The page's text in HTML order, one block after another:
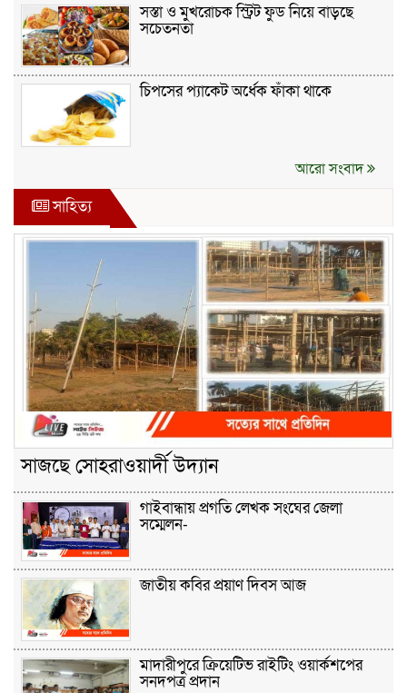
সস্তা ও মুখরোচক স্ট্রিট ফুড নিয়ে বাড়ছে
সচেতনতা
চিপসের প্যাকেট অর্ধেক ফাঁকা থাকে
আরো সংবাদ
সাহিত্য
সাজছে সোহরাওয়ার্দী উদ্যান
গাইবান্ধায় প্রগতি লেখক সংঘের জেলা
সম্মেলন-
জাতীয় কবির প্রয়াণ দিবস আজ
মাদারীপুরে ক্রিয়েটিভ রাইটিং ওয়ার্কশপের
সনদপত্র প্রদান